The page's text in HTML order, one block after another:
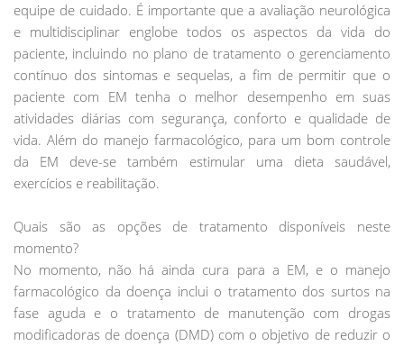
equipe de cuidado. É importante que a avaliação neurológica
e multidisciplinar englobe todos os aspectos da vida do
paciente, incluindo no plano de tratamento o gerenciamento
contínuo dos sintomas e sequelas, a fim de permitir que o
paciente com EM tenha o melhor desempenho em suas
atividades diárias com segurança, conforto e qualidade de
vida. Além do manejo farmacológico, para um bom controle
da EM deve-se também estimular uma dieta saudável,
exercícios e reabilitação.
Quais são as opções de tratamento disponíveis neste
momento?
No momento, não há ainda cura para a EM, e o manejo
farmacológico da doença inclui o tratamento dos surtos na
fase aguda e o tratamento de manutenção com drogas
modificadoras de doença (DMD) com o objetivo de reduzir o